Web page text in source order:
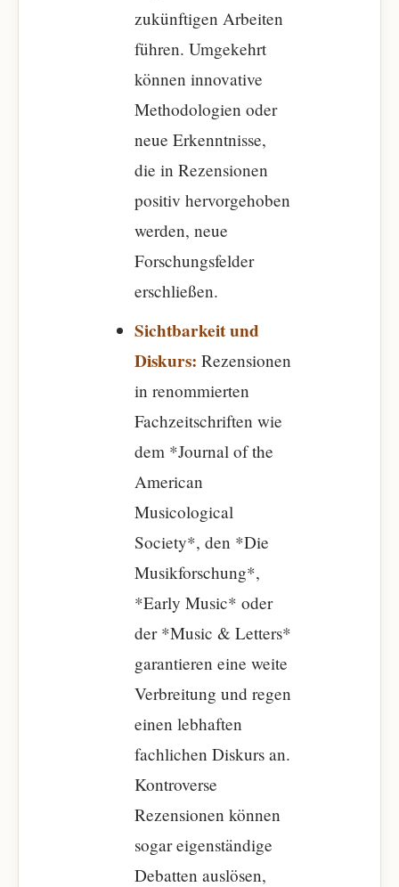
zukünftigen Arbeiten
führen. Umgekehrt
können innovative
Methodologien oder
neue Erkenntnisse,
die in Rezensionen
positiv hervorgehoben
werden, neue
Forschungsfelder
erschließen.
Sichtbarkeit und
Diskurs: Rezensionen
in renommierten
Fachzeitschriften wie
dem *Journal of the
American
Musicological
Society*, den *Die
Musikforschung*,
*Early Music* oder
der *Music & Letters*
garantieren eine weite
Verbreitung und regen
einen lebhaften
fachlichen Diskurs an.
Kontroverse
Rezensionen können
sogar eigenständige
Debatten auslösen,